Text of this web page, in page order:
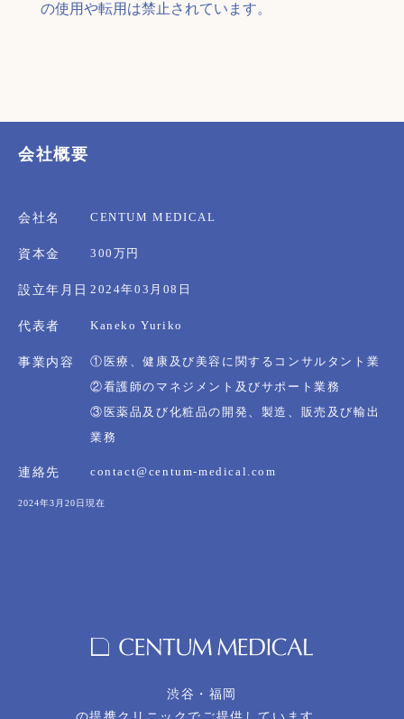
の使用や転用は禁止されています。
会社概要
会社名 CENTUM MEDICAL
資本金 300万円
設立年月日 2024年03月08日
代表者 Kaneko Yuriko
事業内容
①医療、健康及び美容に関するコンサルタント業
②看護師のマネジメント及びサポート業務
③医薬品及び化粧品の開発、製造、販売及び輸出
業務
連絡先 contact@centum-medical.com
2024年3月20日現在
渋谷・福岡